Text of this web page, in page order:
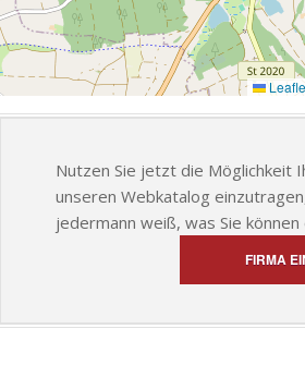
Nutzen Sie jetzt die Möglichkeit
unseren Webkatalog
jedermann weiß, was Sie
FIRMA